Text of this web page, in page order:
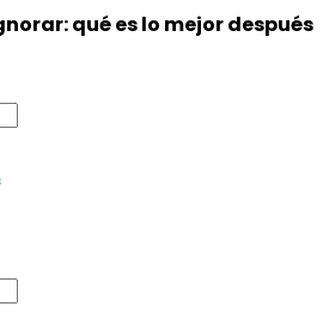
qué es lo mejor después